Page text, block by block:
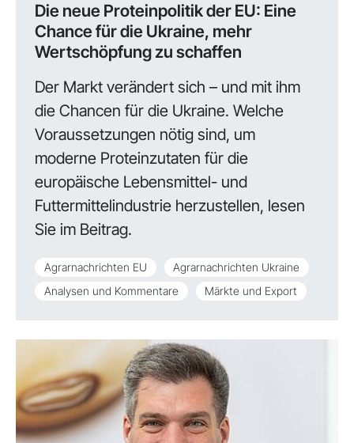
Die neue Proteinpolitik der EU: Eine
Chance für die Ukraine, mehr
Wertschöpfung zu schaffen
Der Markt verändert sich – und mit ihm
die Chancen für die Ukraine. Welche
Voraussetzungen nötig sind, um
moderne Proteinzutaten für die
europäische Lebensmittel- und
Futtermittelindustrie herzustellen, lesen
Sie im Beitrag.
Agrarnachrichten EU
Agrarnachrichten Ukraine
Analysen und Kommentare
Märkte und Export